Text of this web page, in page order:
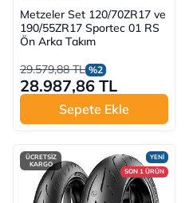
Metzeler Set 120/70ZR17 ve
190/55ZR17 Sportec 01 RS
Ön Arka Takım
29.579,88 TL %2
28.987,86 TL
Sepete Ekle
YENİ
SON 1 ÜRÜN
ÜCRETSİZ
KARGO